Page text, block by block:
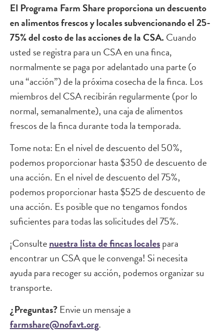
El Programa Farm Share proporciona un descuento
en alimentos frescos y locales subvencionando el 25-
75% del costo de las acciones de la CSA. Cuando
usted se registra para un CSA en una finca,
normalmente se paga por adelantado una parte (o
una “acción”) de la próxima cosecha de la finca. Los
miembros del CSA recibirán regularmente (por lo
normal, semanalmente), una caja de alimentos
frescos de la finca durante toda la temporada.
Tome nota: En el nivel de descuento del 50%,
podemos proporcionar hasta $350 de descuento de
una acción. En el nivel de descuento del 75%,
podemos proporcionar hasta $525 de descuento de
una acción. Es posible que no tengamos fondos
suficientes para todas las solicitudes del 75%.
¡Consultenuestra lista de fincas localespara
encontrar un CSA que le convenga! Si necesita
ayuda para recoger su acción, podemos organizar su
transporte.
¿Preguntas? Envie un mensaje a
farmshare@nofavt.org.